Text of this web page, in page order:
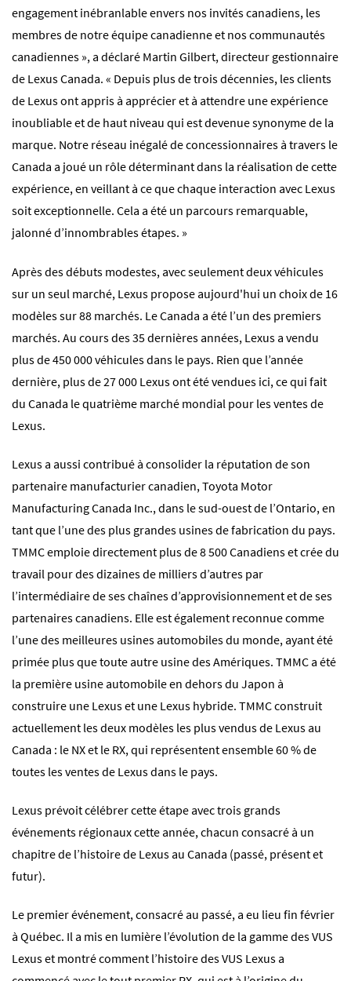
engagement inébranlable envers nos invités canadiens, les
membres de notre équipe canadienne et nos communautés
canadiennes », a déclaré Martin Gilbert, directeur gestionnaire
de Lexus Canada. « Depuis plus de trois décennies, les clients
de Lexus ont appris à apprécier et à attendre une expérience
inoubliable et de haut niveau qui est devenue synonyme de la
marque. Notre réseau inégalé de concessionnaires à travers le
Canada a joué un rôle déterminant dans la réalisation de cette
expérience, en veillant à ce que chaque interaction avec Lexus
soit exceptionnelle. Cela a été un parcours remarquable,
jalonné d’innombrables étapes. »
Après des débuts modestes, avec seulement deux véhicules
sur un seul marché, Lexus propose aujourd'hui un choix de 16
modèles sur 88 marchés. Le Canada a été l’un des premiers
marchés. Au cours des 35 dernières années, Lexus a vendu
plus de 450 000 véhicules dans le pays. Rien que l’année
dernière, plus de 27 000 Lexus ont été vendues ici, ce qui fait
du Canada le quatrième marché mondial pour les ventes de
Lexus.
Lexus a aussi contribué à consolider la réputation de son
partenaire manufacturier canadien, Toyota Motor
Manufacturing Canada Inc., dans le sud-ouest de l’Ontario, en
tant que l’une des plus grandes usines de fabrication du pays.
TMMC emploie directement plus de 8 500 Canadiens et crée du
travail pour des dizaines de milliers d’autres par
l’intermédiaire de ses chaînes d’approvisionnement et de ses
partenaires canadiens. Elle est également reconnue comme
l’une des meilleures usines automobiles du monde, ayant été
primée plus que toute autre usine des Amériques. TMMC a été
la première usine automobile en dehors du Japon à
construire une Lexus et une Lexus hybride. TMMC construit
actuellement les deux modèles les plus vendus de Lexus au
Canada : le NX et le RX, qui représentent ensemble 60 % de
toutes les ventes de Lexus dans le pays.
Lexus prévoit célébrer cette étape avec trois grands
événements régionaux cette année, chacun consacré à un
chapitre de l’histoire de Lexus au Canada (passé, présent et
futur).
Le premier événement, consacré au passé, a eu lieu fin février
à Québec. Il a mis en lumière l’évolution de la gamme des VUS
Lexus et montré comment l’histoire des VUS Lexus a